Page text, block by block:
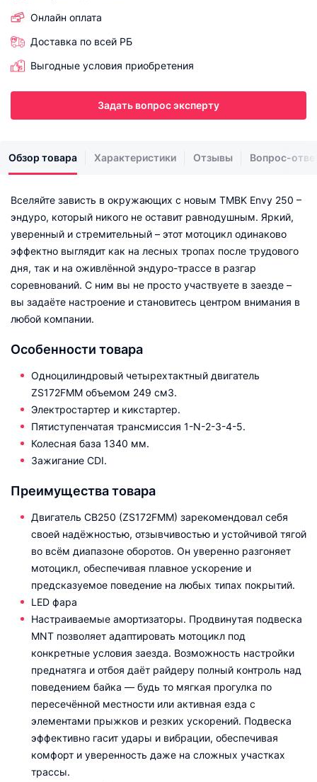
Онлайн оплата
Доставка по всей РБ
Выгодные условия приобретения
Задать вопрос эксперту
Обзор товара Характеристики Отзывы Вопрос-
Вселяйте зависть в окружающих с новым TMBK Envy 250 –
эндуро, который никого не оставит равнодушным. Яркий,
уверенный и стремительный – этот мотоцикл одинаково
эффектно выглядит как на лесных тропах после трудового
дня, так и на оживлённой эндуро-трассе в разгар
соревнований. С ним вы не просто участвуете в заезде –
вы задаёте настроение и становитесь центром внимания в
любой компании.
Особенности товара
Одноцилиндровый четырехтактный двигатель
ZS172FMM объемом 249 см3.
Электростартер и кикстартер.
Пятиступенчатая трансмиссия 1-N-2-3-4-5.
Колесная база 1340 мм.
Зажигание CDI.
Преимущества товара
Двигатель CB250 (ZS172FMM) зарекомендовал себя
своей надёжностью, отзывчивостью и устойчивой тягой
во всём диапазоне оборотов. Он уверенно разгоняет
мотоцикл, обеспечивая плавное ускорение и
предсказуемое поведение на любых типах покрытий.
LED фара
Настраиваемые амортизаторы. Продвинутая подвеска
MNT позволяет адаптировать мотоцикл под
конкретные условия заезда. Возможность настройки
преднатяга и отбоя даёт райдеру полный контроль над
поведением байка — будь то мягкая прогулка по
пересечённой местности или активная езда с
элементами прыжков и резких ускорений. Подвеска
эффективно гасит удары и вибрации, обеспечивая
комфорт и уверенность даже на сложных участках
трассы.